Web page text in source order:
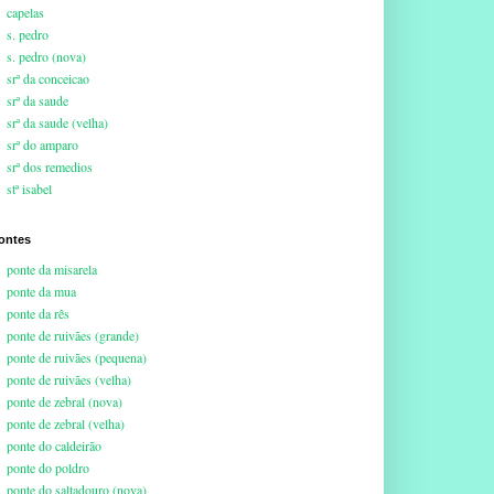
capelas
s. pedro
s. pedro (nova)
srª da conceicao
srª da saude
srª da saude (velha)
srª do amparo
srª dos remedios
stª isabel
ponte da misarela
ponte da mua
ponte da rês
ponte de ruivães (grande)
ponte de ruivães (pequena)
ponte de ruivães (velha)
ponte de zebral (nova)
ponte de zebral (velha)
ponte do caldeirão
ponte do poldro
ponte do saltadouro (nova)